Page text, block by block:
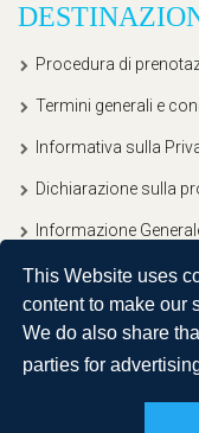
This Website uses
content to make our
We do also share
parties for
Procedura di
Termini generali e
Informativa sulla
Dichiarazione sulla
Informazione
Copyright © 2020,